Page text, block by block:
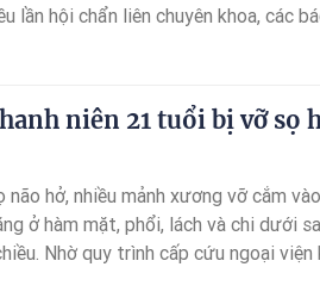
lần hội chẩn liên chuyên khoa, các
bệnh.
niên 21 tuổi bị vỡ sọ
hở, nhiều mảnh xương vỡ cắm vào
ở hàm mặt, phổi, lách và chi dưới
Nhờ quy trình cấp cứu ngoại viện
hợp phẫu thuật liên tục gần 8 giờ,